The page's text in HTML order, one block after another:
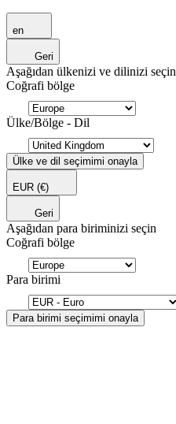
en
Geri
Aşağıdan ülkenizi ve dilinizi seçin
Coğrafi bölge
Ülke/Bölge - Dil
Ülke ve dil seçimimi onayla
EUR (€)
Geri
Aşağıdan para biriminizi seçin
Coğrafi bölge
Para birimi
Para birimi seçimimi onayla